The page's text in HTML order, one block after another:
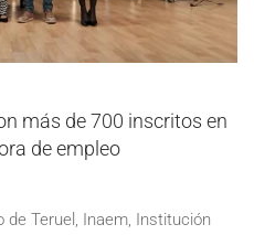
más de 700 inscritos en
de empleo
de Teruel, Inaem, Institución